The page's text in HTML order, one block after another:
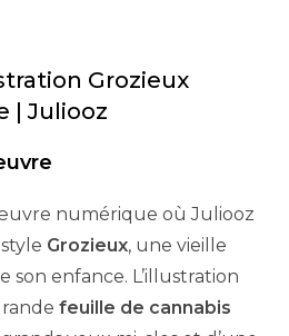
Grozieux
| Juliooz
numérique où Juliooz
Grozieux, une vieille
enfance. L’illustration
feuille de cannabis